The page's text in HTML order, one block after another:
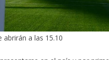
a las 15.10